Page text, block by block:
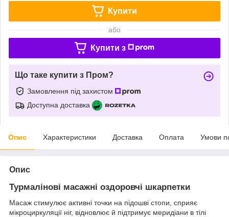
Купити
або
Купити з
Що таке купити з Пром?
Замовлення під захистом
Доступна доставка
Опис Характеристики Доставка Оплата Умови
Опис
Турмалінові масажні оздоровчі шкарпетки
Масаж стимулює активні точки на підошві стопи, сприяє
мікроциркуляції ніг, відновлює й підтримує меридіани в тілі